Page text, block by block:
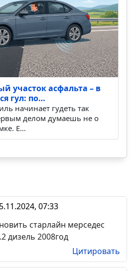
участок асфальта – в
гул: по…
начинает гудеть так
делом думаешь не о
Е…
07:33
старлайн мерседес
дизель 2008год
Цитировать